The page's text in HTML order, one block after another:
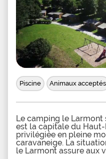
Piscine Animaux acceptés
Le camping le
est la capitale du
privilégiée en pleine
caravaneige. La
le Larmont assure aux